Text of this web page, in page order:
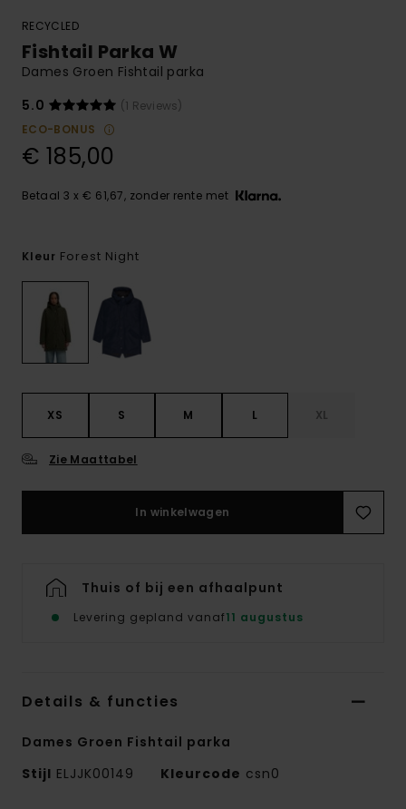
RECYCLED
Fishtail Parka W
Dames Groen Fishtail parka
5.0
(1 Reviews)
ECO-BONUS
€ 185,00
Betaal 3 x € 61,67, zonder rente met
Kleur Forest Night
XS S M L XL
Zie Maattabel
In winkelwagen
Thuis of bij een afhaalpunt
Levering gepland vanaf11 augustus
Details & functies
Dames Groen Fishtail parka
Stijl ELJJK00149 Kleurcode csn0